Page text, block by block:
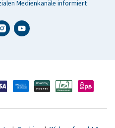
Medienkanäle informiert